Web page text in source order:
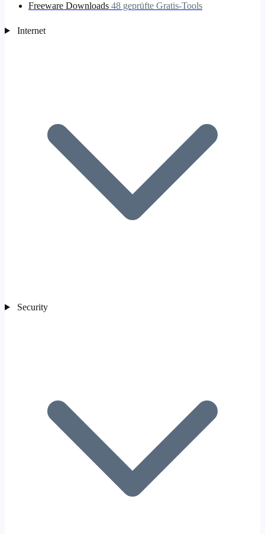
Freeware Downloads 48 geprüfte Gratis-Tools
Internet
Security